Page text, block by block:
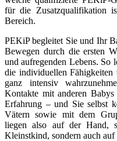
für die Zusatzqualifikation
Bereich.
PEKiP begleitet Sie und Ihr
Bewegen durch die ersten
und aufregenden Lebens. So
die individuellen Fähigkeiten
ganz intensiv
Kontakte mit anderen
Erfahrung – und Sie selbst
Vätern sowie mit dem
liegen also auf der Hand,
Kleinstkind, sondern auch auf